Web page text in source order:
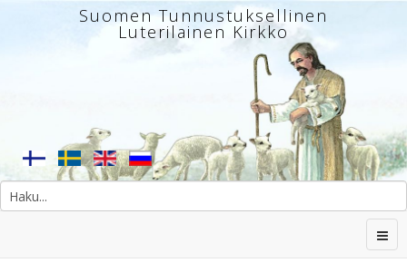
Suomen Tunnustuksellinen
Luterilainen Kirkko